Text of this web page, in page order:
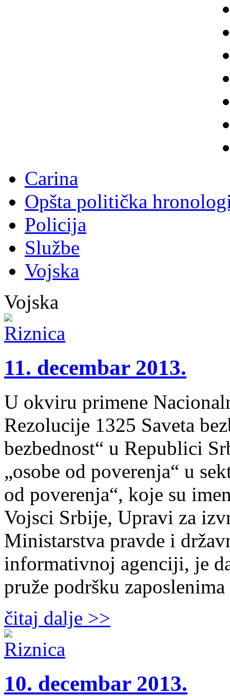
Carina
Opšta politička
Policija
Službe
Vojska
Vojska
11. decembar 2013.
U okviru primene
Rezolucije 1325 Saveta
bezbednost“ u Republici
„osobe od poverenja“ u
od poverenja“, koje su
Vojsci Srbije, Upravi za
Ministarstva pravde i
informativnoj agenciji, je
pruže podršku
čitaj dalje >>
10. decembar 2013.